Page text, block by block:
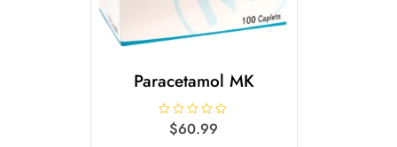
Paracetamol MK
$60.99